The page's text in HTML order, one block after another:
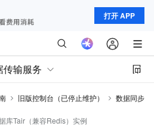
打开 APP
传输服务
旧版控制台（已停止维护）
数据同步
库Tair（兼容Redis）实例